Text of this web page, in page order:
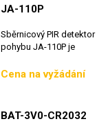
JA-110P
Sběrnicový PIR detektor
pohybu JA-110P je
Cena
Cena na vyžádání
BAT-3V0-CR2032